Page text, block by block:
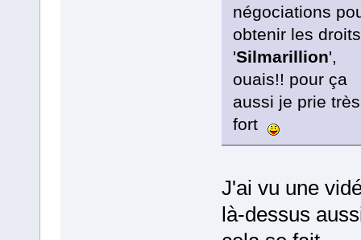
négociations
obtenir les
'Silmarillion',
ouais!! pour ça
aussi je prie très
fort
J'ai vu une
là-dessus